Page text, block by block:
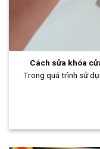
Cách sửa khóa
Trong quá trình sử